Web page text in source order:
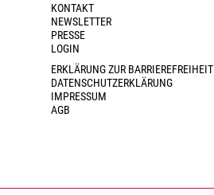
KONTAKT
NEWSLETTER
PRESSE
LOGIN
ERKLÄRUNG ZUR BARRIEREFREIHEIT
DATENSCHUTZERKLÄRUNG
IMPRESSUM
AGB